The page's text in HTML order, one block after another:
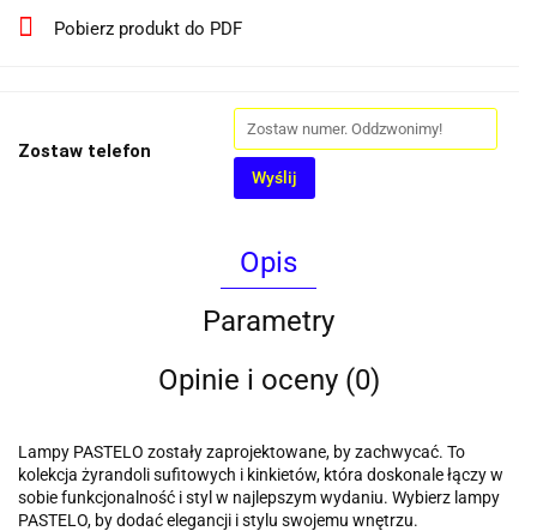
Pobierz produkt do PDF
Zostaw telefon
Wyślij
Opis
Parametry
Opinie i oceny (0)
Lampy PASTELO zostały zaprojektowane, by zachwycać. To
kolekcja żyrandoli sufitowych i kinkietów, która doskonale łączy w
sobie funkcjonalność i styl w najlepszym wydaniu. Wybierz lampy
PASTELO, by dodać elegancji i stylu swojemu wnętrzu.